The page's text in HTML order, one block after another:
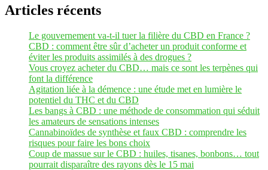
Articles récents
Le gouvernement va-t-il tuer la filière du CBD en France ?
CBD : comment être sûr d’acheter un produit conforme et
éviter les produits assimilés à des drogues ?
Vous croyez acheter du CBD… mais ce sont les terpènes qui
font la différence
Agitation liée à la démence : une étude met en lumière le
potentiel du THC et du CBD
Les bangs à CBD : une méthode de consommation qui séduit
les amateurs de sensations intenses
Cannabinoïdes de synthèse et faux CBD : comprendre les
risques pour faire les bons choix
Coup de massue sur le CBD : huiles, tisanes, bonbons… tout
pourrait disparaître des rayons dès le 15 mai